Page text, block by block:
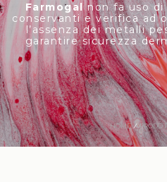
Farmogalnon fa uso di
conservanti e verifica ad
l’assenza dei metalli
garantire sicurezza
HOME/